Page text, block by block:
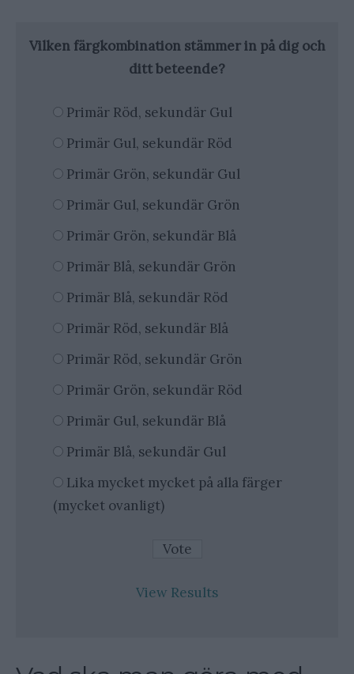
Vilken färgkombination stämmer in på dig och
ditt beteende?
Primär Röd, sekundär Gul
Primär Gul, sekundär Röd
Primär Grön, sekundär Gul
Primär Gul, sekundär Grön
Primär Grön, sekundär Blå
Primär Blå, sekundär Grön
Primär Blå, sekundär Röd
Primär Röd, sekundär Blå
Primär Röd, sekundär Grön
Primär Grön, sekundär Röd
Primär Gul, sekundär Blå
Primär Blå, sekundär Gul
Lika mycket mycket på alla färger
(mycket ovanligt)
View Results